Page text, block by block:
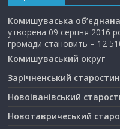
Комишуваська
утворена 09 серпня 2016
громади становить – 12
Комишуваський округ
Зарічненський
Новоіванівський
Новотавричеський